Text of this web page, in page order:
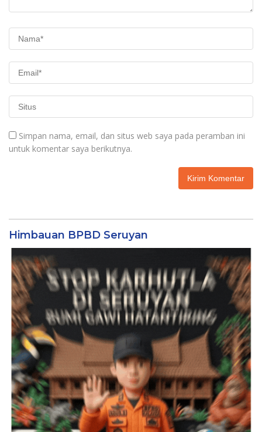
Simpan nama, email, dan situs web saya pada peramban ini
untuk komentar saya berikutnya.
Himbauan BPBD Seruyan